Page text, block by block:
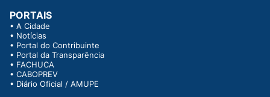
PORTAIS
• A Cidade
• Notícias
• Portal do Contribuinte
• Portal da Transparência
• FACHUCA
• CABOPREV
• Diário Oficial / AMUPE